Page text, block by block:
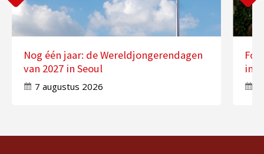
Nog één jaar: de Wereldjongerendagen
van 2027 in Seoul
7 augustus 2026
in